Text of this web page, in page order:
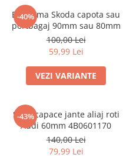
Solutii interior auto
Scule și Unelte
Accesorii scule
Scule Vopsitorie
Scule Vulcanizare
Accesorii Telefon
Aparate premium
Instrumente de scris premium
-40%
Emblema Skoda capota sau
portbagaj 90mm sau 80mm
100,00 Lei
59,99 Lei
VEZI VARIANTE
-43%
Set 4 capace jante aliaj roti
Audi 60mm 4B0601170
140,00 Lei
79,99 Lei